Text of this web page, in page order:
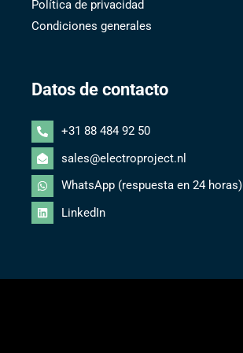
Política de privacidad
Condiciones generales
Datos de contacto
+31 88 484 92 50
sales@electroproject.nl
WhatsApp (respuesta en 24 horas)
LinkedIn